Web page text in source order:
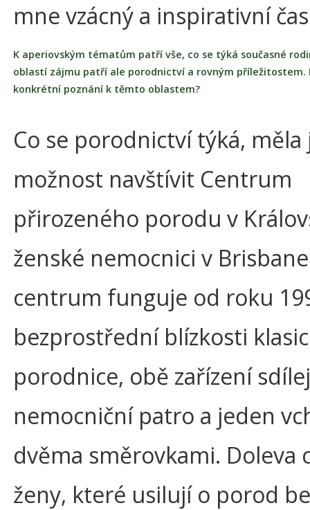
mne vzácný a inspirativní
K aperiovským tématům patří vše, co se týká současné
oblastí zájmu patří ale porodnictví a rovným příležitostem.
konkrétní poznání k těmto oblastem?
Co se porodnictví týká, měla
možnost navštívit Centrum
přirozeného porodu v
ženské nemocnici v
centrum funguje od roku
bezprostřední blízkosti
porodnice, obě zařízení
nemocniční patro a jeden
dvěma směrovkami. Doleva
ženy, které usilují o porod